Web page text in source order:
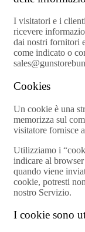
I visitatori e i
ricevere
dai nostri fornitori
come indicato o
Cookies
Un cookie è una
memorizza sul
visitatore fornisce
Utilizziamo i
indicare al
quando viene
cookie, potresti
nostro Servizio.
I cookie sono